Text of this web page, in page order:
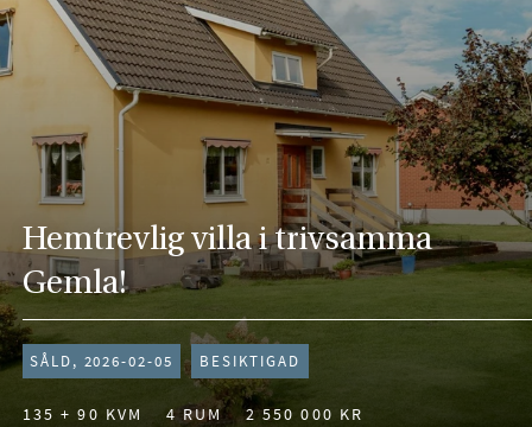
Hemtrevlig villa i trivsamma
Gemla!
SÅLD, 2026-02-05 BESIKTIGAD
135 + 90 KVM 4 RUM 2 550 000 KR